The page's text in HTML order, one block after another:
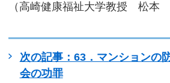
（高崎健康福祉大学教授 松本
次の記事：63．マンションの
会の功罪